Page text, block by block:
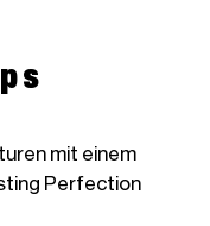
mit einem
Perfection